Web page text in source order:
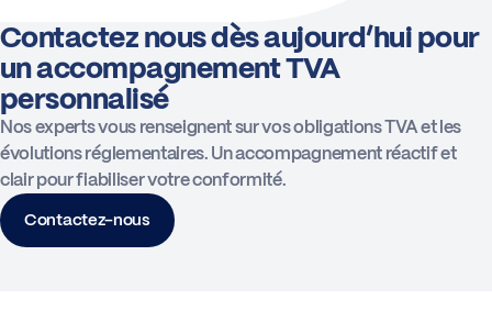
Contactez nous dès aujourd’hui pour
un accompagnement TVA
personnalisé
Nos experts vous renseignent sur vos obligations TVA et les
évolutions réglementaires. Un accompagnement réactif et
clair pour fiabiliser votre conformité.
Contactez-nous